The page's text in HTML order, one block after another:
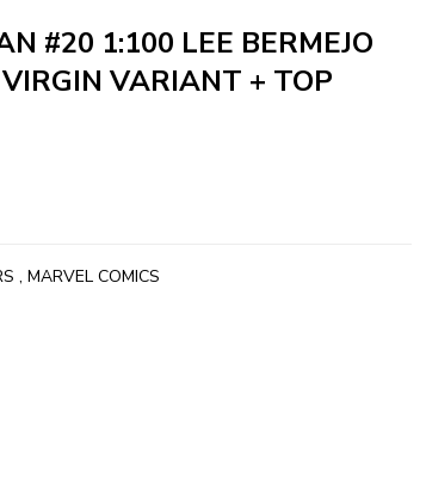
#20 1:100 LEE BERMEJO
VARIANT + TOP
, MARVEL COMICS